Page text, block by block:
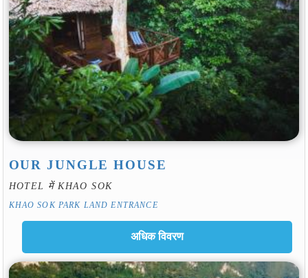
OUR JUNGLE HOUSE
HOTEL में KHAO SOK
KHAO SOK PARK LAND ENTRANCE